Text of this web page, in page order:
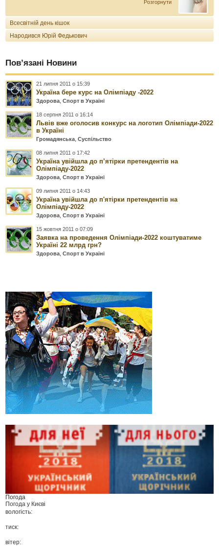
Розгорнути
Всесвітній день кішок
Народився Юрій Федькович
Пов’язані Новини
21 липня 2011 о 15:39
Україна бере курс на Олімпіаду -2022
Здорова ,Спорт в Україні
18 серпня 2011 о 16:14
Львів вже оголосив конкурс на логотип Олімпіади-2022
в Україні
Громадянська ,Суспільство
08 липня 2011 о 17:42
Україна увійшла до п’ятірки претендентів на
Олімпіаду-2022
Здорова ,Спорт в Україні
09 липня 2011 о 14:43
Україна увійшла до п'ятірки претендентів на
Олімпіаду-2022
Здорова ,Спорт в Україні
15 жовтня 2011 о 07:09
Заявка на проведення Олімпіади-2022 коштуватиме
Україні 22 млрд грн?
Здорова ,Спорт в Україні
Погода
Погода у Києві
вологість:
тиск:
вітер: